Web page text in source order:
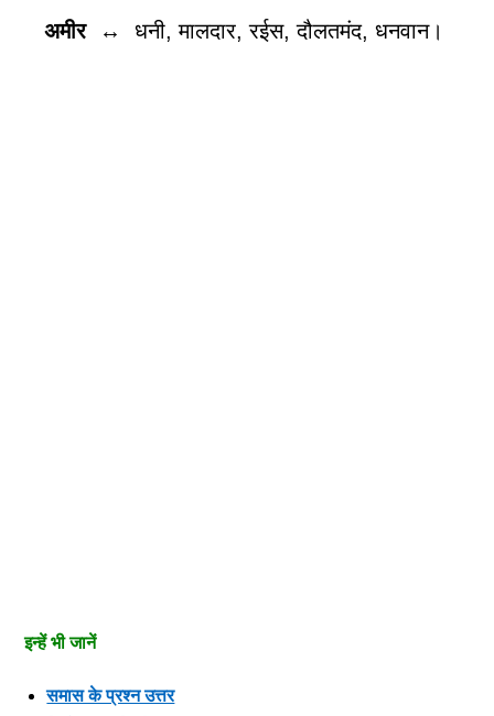
अमीर ↔ धनी, मालदार, रईस, दौलतमंद, धनवान।
इन्हें भी जानें
समास के प्रश्न उत्तर